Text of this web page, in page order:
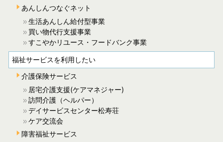
あんしんつなぐネット
生活あんしん給付型事業
買い物代行支援事業
すこやかリユース・フードバンク事業
福祉サービスを利用したい
介護保険サービス
居宅介護支援(ケアマネジャー)
訪問介護（ヘルパー）
デイサービスセンター松寿荘
ケア交流会
障害福祉サービス